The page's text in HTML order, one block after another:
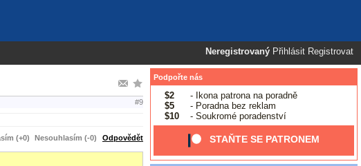
Neregistrovaný Přihlásit Registrovat
#9
(+0) Nesouhlasím (-0) Odpovědět
Podpořte nás
$2
- Ikona patrona na poradně
$5
- Poradna bez reklam
$10
- Soukromé poradenství
STAŇTE SE PATRONEM